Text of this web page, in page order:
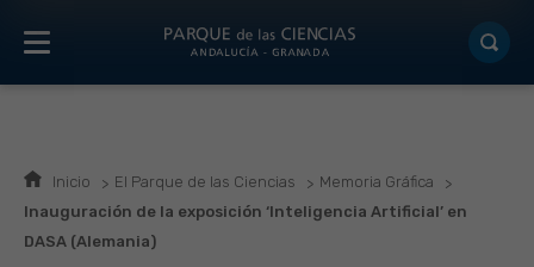
Inicio El Parque de las Ciencias
Memoria Gráfica
Inauguración de la exposición ‘Inteligencia Artificial’ en
DASA (Alemania)